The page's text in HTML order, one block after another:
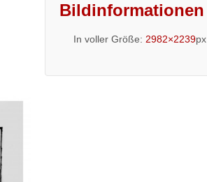
Bildinformationen
In voller Größe: 2982×2239px